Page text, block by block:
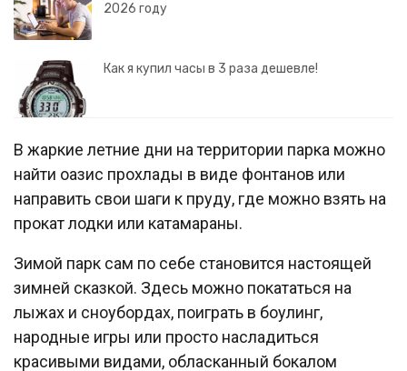
2026 году
Как я купил часы в 3 раза дешевле!
В жаркие летние дни на территории парка можно
найти оазис прохлады в виде фонтанов или
направить свои шаги к пруду, где можно взять на
прокат лодки или катамараны.
Зимой парк сам по себе становится настоящей
зимней сказкой. Здесь можно покататься на
лыжах и сноубордах, поиграть в боулинг,
народные игры или просто насладиться
красивыми видами, обласканный бокалом